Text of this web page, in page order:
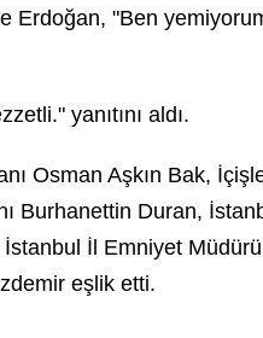
Erdoğan, "Ben
yanıtını aldı.
Osman Aşkın Bak,
Burhanettin Duran,
İl Emniyet
eşlik etti.